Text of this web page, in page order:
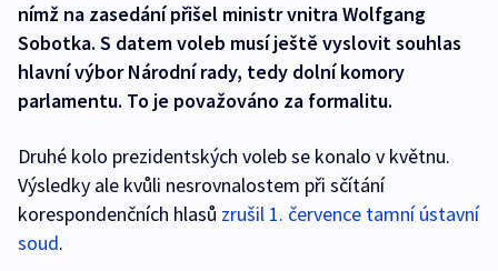
nímž na zasedání přišel ministr vnitra Wolfgang
Sobotka. S datem voleb musí ještě vyslovit souhlas
hlavní výbor Národní rady, tedy dolní komory
parlamentu. To je považováno za formalitu.
Druhé kolo prezidentských voleb se konalo v květnu.
Výsledky ale kvůli nesrovnalostem při sčítání
korespondenčních hlasů zrušil 1. července tamní ústavní
soud.